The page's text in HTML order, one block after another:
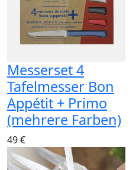
Messerset 4
Tafelmesser Bon
Appétit + Primo
(mehrere Farben)
49 €